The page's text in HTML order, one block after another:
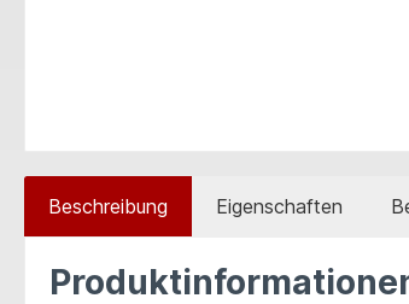
Beschreibung Eigenschaften